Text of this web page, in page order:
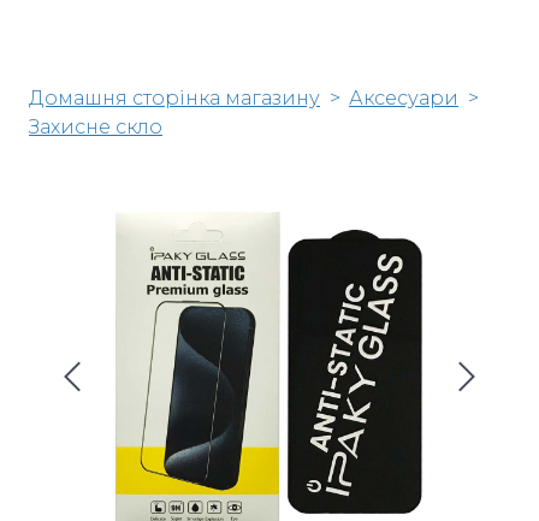
Домашня сторінка магазину
Аксесуари
Захисне скло